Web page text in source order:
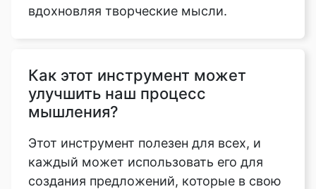
вдохновляя творческие мысли.
Как этот инструмент может
улучшить наш процесс
мышления?
Этот инструмент полезен для всех, и
каждый может использовать его для
создания предложений, которые в свою